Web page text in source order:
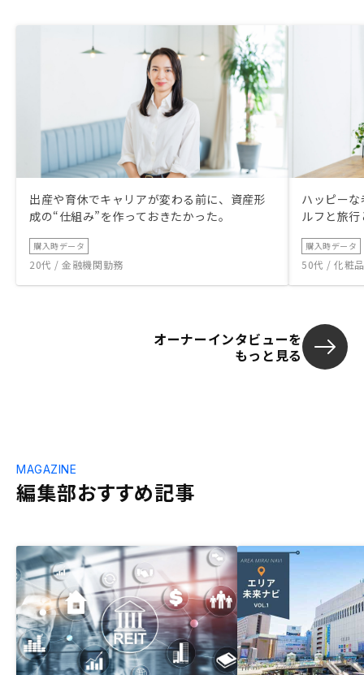
出産や育休でキャリアが変わる前に、資産形
成の“仕組み”を作っておきたかった。
購入時データ
20代 / 金融機関勤務
ハッピー
ルフと旅
購入時データ
50代 / 化粧
オーナーインタビューを
もっと見る
編集部おすすめ記事
MAGAZINE